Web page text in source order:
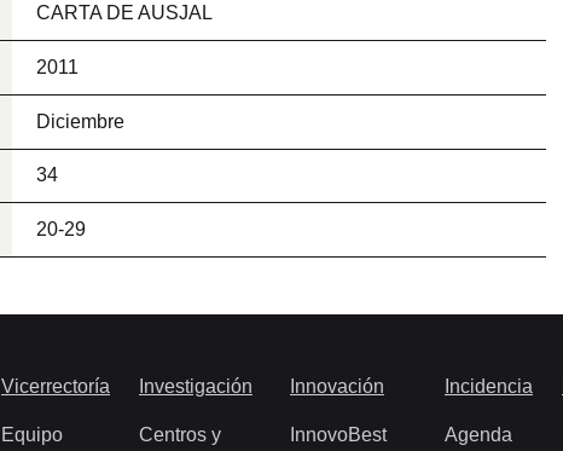
CARTA DE AUSJAL
2011
Diciembre
34
20-29
Vicerrectoría
Equipo
Investigación
Centros y
Innovación
InnovoBest
Incidencia
Agenda